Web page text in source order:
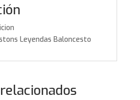
Leyendas Baloncesto